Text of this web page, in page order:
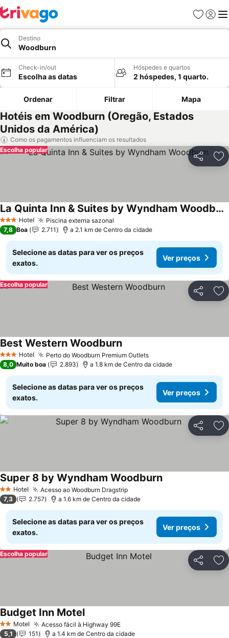
Favoritos
Iniciar
Destino
Woodburn
Check-in/out
Escolha as datas
Hóspedes e quartos
2 hóspedes, 1 quarto.
Ordenar Filtrar Mapa
Hotéis em Woodburn (Oregão, Estados
Unidos da América)
Como os pagamentos influenciam os resultados
Partilhar
Escolha popular
3 EstrelasHotel Piscina externa sazonal
La Quinta Inn & Suites by Wyndham Woodburn
Ver preços
7,8 Boa 2.711 a 2.1 km de Centro da cidade
Selecione as datas para ver os preços
exatos.
Ver preços
Partilhar
Escolha popular
3 EstrelasHotel Perto do Woodburn Premium OutletsVer preços
Best Western WoodburnVer preços
8,0 Muito boa 2.893 a 1.8 km de Centro da cidade
Selecione as datas para ver os preços
exatos.
Ver preços
Partilhar
2 Estrelas
Hotel Acesso ao Woodburn DragstripVer preços
Super 8 by Wyndham WoodburnVer preços
7,3 2.757 a 1.6 km de Centro da cidade
Selecione as datas para ver os preços
exatos.
Ver preços
Partilhar
Escolha popular
2 Estrelas
Motel Acesso fácil à Highway 99EVer preços
Budget Inn MotelVer preços
5,1 151 a 1.4 km de Centro da cidade